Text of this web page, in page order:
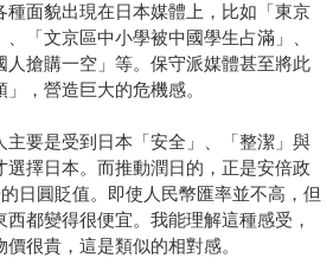
種面貌出現在日本媒體上，比如「東京
「文京區中小學被中國學生占滿」、
人搶購一空」等。保守派媒體甚至將此
，營造巨大的危機感。
主要是受到日本「安全」、「整潔」與
選擇日本。而推動潤日的，正是安倍政
日圓貶值。即使人民幣匯率並不高，但
都變得很便宜。我能理解這種感受，
很貴，這是類似的相對感。